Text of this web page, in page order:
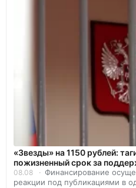
«Звезды» на 1150 рублей:
пожизненный срок за
08.08
Финансирование
реакции под публикациями в